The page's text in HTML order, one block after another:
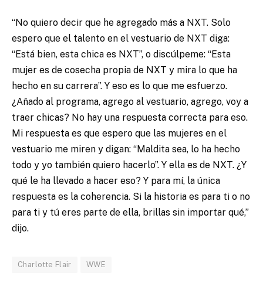
“No quiero decir que he agregado más a NXT. Solo
espero que el talento en el vestuario de NXT diga:
“Está bien, esta chica es NXT”, o discúlpeme: “Esta
mujer es de cosecha propia de NXT y mira lo que ha
hecho en su carrera”. Y eso es lo que me esfuerzo.
¿Añado al programa, agrego al vestuario, agrego, voy a
traer chicas? No hay una respuesta correcta para eso.
Mi respuesta es que espero que las mujeres en el
vestuario me miren y digan: “Maldita sea, lo ha hecho
todo y yo también quiero hacerlo”. Y ella es de NXT. ¿Y
qué le ha llevado a hacer eso? Y para mí, la única
respuesta es la coherencia. Si la historia es para ti o no
para ti y tú eres parte de ella, brillas sin importar qué,”
dijo.
Charlotte Flair WWE